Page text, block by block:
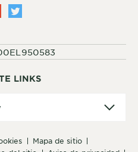
LINKS
mapa de sitio